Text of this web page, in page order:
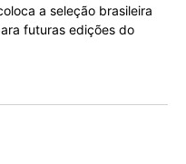
a seleção brasileira
futuras edições do